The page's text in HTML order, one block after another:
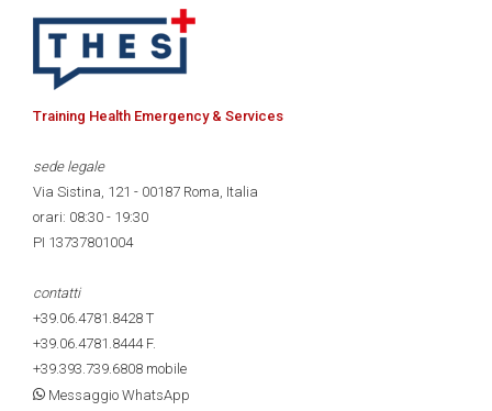
Training Health Emergency & Services
sede legale
Via Sistina, 121 - 00187 Roma, Italia
orari: 08:30 - 19:30
PI 13737801004
contatti
+39.06.4781.8428 T
+39.06.4781.8444F.
+39.393.739.6808 mobile
Messaggio WhatsApp